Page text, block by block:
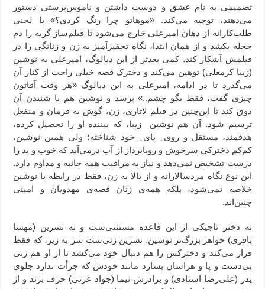
تصمیمی به نام عشق و دوست داشتن و ناموس‌پرستی دستور
می‌دهند، توجیه می‌کند. «موهاتو چرا رنگ کردی؟» با لحنی
طلب‌کارانه از دهان امیرعلی خارج می‌شود تا فیلم‌ساز گربه را دم
حجله بکشد و از همان ابتدا، نگاه تحقیرآمیز به زن و زنانگی را در
فیلمش آشکار کند. کمی بعدتر از این دیالوگ، امیرعلی به نوشین
(زیبا کرمعلی) توهین می‌کند و دخترک قصه خیلی راحت از کنار آن
می‌گذرد تا در ادامه، امیرعلی به این دیالوگ «هر وقت آقاتون
چیزی گفت، فقط بگو چشم..» برسد و نوشین هم با شنیدن آن
ذوق کند تا این‌چنین در فیلم لاتاری، زن، گوش به فرمان و منفعل
ترسیم شود. آن هم نوشین زیبا، که بیننده او را تحصیل کرده،
هدفمند، مستقل و روی ِ پای ِ خود شناخته؛ ولی همین نوشین،
کم‌کم دخترکی سرخوش و رویاپرداز از آب درمی‌آید که خوب و بد را
درست تشخیص نمی‌دهد و نیاز به مراقبت همه جانبه و مداوم دارد.
این نوع نگاه مردسالارانه و از بالا به زن، فقط در رابطه با نوشین
خلاصه نمی‌شود، بلکه همه‌ی زنان قصه‌ی مهدویان و امینی
چنین‌اند.
نه دختر تاجیکی از این قاعده مستثنی‌ست و نه نسرین (مهسا
باقری) خواهر بزرگ‌تر نوشین. نسرین زنی‌ست سر به زیر، که فقط
فرار می‌کند و دخترکش را هم دنبال خود می‌کشد تا از او هم زنی
بی‌دست و پا و هراسان بسازد مانند خودش که جرأت ندارد جلوی
پدر (علی‌رضا استادی) و برادرش نیما (جواد عزتی) حرف بزند و از